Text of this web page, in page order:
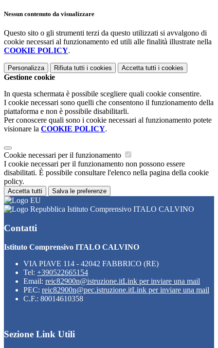
Nessun contenuto da visualizzare
Questo sito o gli strumenti terzi da questo utilizzati si avvalgono di
cookie necessari al funzionamento ed utili alle finalità illustrate nella
COOKIE POLICY.
Personalizza Rifiuta tutti i cookies Accetta tutti i cookies
Gestione cookie
In questa schermata è possibile scegliere quali cookie consentire.
I cookie necessari sono quelli che consentono il funzionamento della
piattaforma e non è possibile disabilitarli.
Per conoscere quali sono i cookie necessari al funzionamento potete
visionare la COOKIE POLICY.
Cookie necessari per il funzionamento
I cookie necessari per il funzionamento non possono essere
disabilitati. È possibile consultare l'elenco nella pagina della cookie
policy.
Accetta tutti Salva le preferenze
Istituto Comprensivo ITALO CALVINO
Contatti
Istituto Comprensivo ITALO CALVINO
VIA PIAVE 114 - 42042 FABBRICO (RE)
Tel: +390522665154
Email: reic82900n@istruzione.itLink per inviare una mail
PEC: reic82900n@pec.istruzione.itLink per inviare una mail
C.F.: 80014610358
Sezione Link Utili